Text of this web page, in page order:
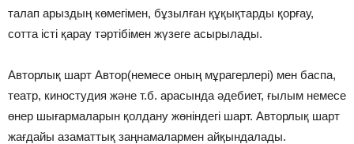
талап арыздың көмегімен, бұзылған құқықтарды қорғау,
сотта істі қарау тәртібімен жүзеге асырылады.
Авторлық шарт Автор(немесе оның мұрагерлері) мен баспа,
театр, киностудия және т.б. арасында әдебиет, ғылым немесе
өнер шығармаларын қолдану жөніндегі шарт. Авторлық шарт
жағдайы азаматтық заңнамалармен айқындалады.